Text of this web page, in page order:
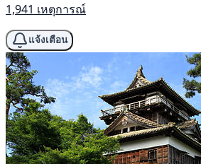
1,941 เหตุการณ์
แจ้งเตือน